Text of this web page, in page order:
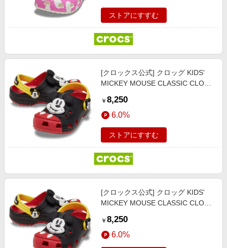
ストアにすすむ
[クロックス公式] クロッグ KIDS'
MICKEY MOUSE CLASSIC CLOG
20cm 【18～21cm】ミッキーマウ
ス / クラシック クロッグ
￥ 8,250
6.0%
ストアにすすむ
[クロックス公式] クロッグ KIDS'
MICKEY MOUSE CLASSIC CLOG
21cm 【18～21cm】ミッキーマウ
ス / クラシック クロッグ
￥ 8,250
6.0%